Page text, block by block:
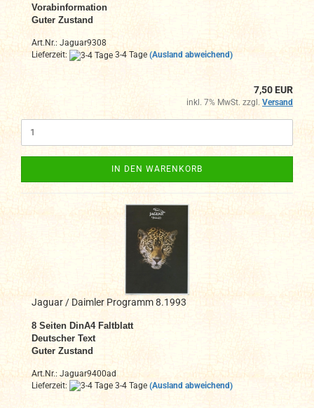
Vorabinformation
Guter Zustand
Art.Nr.: Jaguar9308
Lieferzeit:
3-4 Tage (Ausland abweichend)
7,50 EUR
inkl. 7% MwSt. zzgl. Versand
IN DEN WARENKORB
Jaguar / Daimler Programm 8.1993
8 Seiten DinA4 Faltblatt
Deutscher Text
Guter Zustand
Art.Nr.: Jaguar9400ad
Lieferzeit:
3-4 Tage (Ausland abweichend)